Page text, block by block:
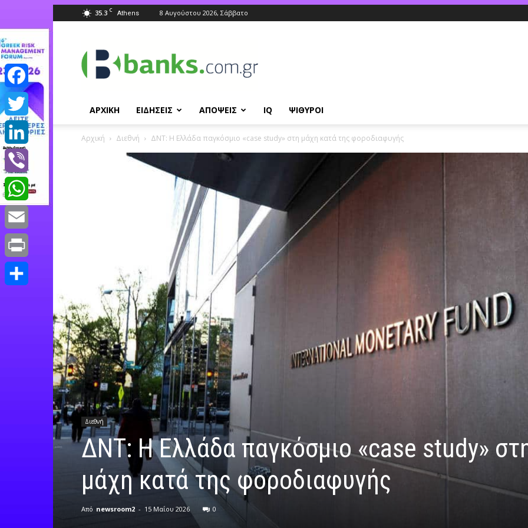
35.3 C Athens 8 Αυγούστου 2026, Σάββατο
ΑΡΧΙΚΗ ΕΙΔΗΣΕΙΣ ΑΠΟΨΕΙΣ IQ ΨΙΘΥΡΟΙ
Αρχική Διεθνή ΔΝΤ: Η Ελλάδα παγκόσμιο «case study» στη μάχη κατά της φοροδιαφυγής
Διεθνή
ΔΝΤ: Η Ελλάδα παγκόσμιο «case study»
μάχη κατά της φοροδιαφυγής
Από newsroom2 - 15 Μαΐου 2026 0
Facebook
Twitter
LinkedIn
Viber
WhatsApp
Email
Print